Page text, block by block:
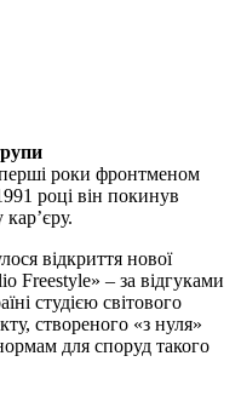
роки фронтменом
році він покинув
відкриття нової
Freestyle» – за відгуками
студією світового
створеного «з нуля»
для споруд такого